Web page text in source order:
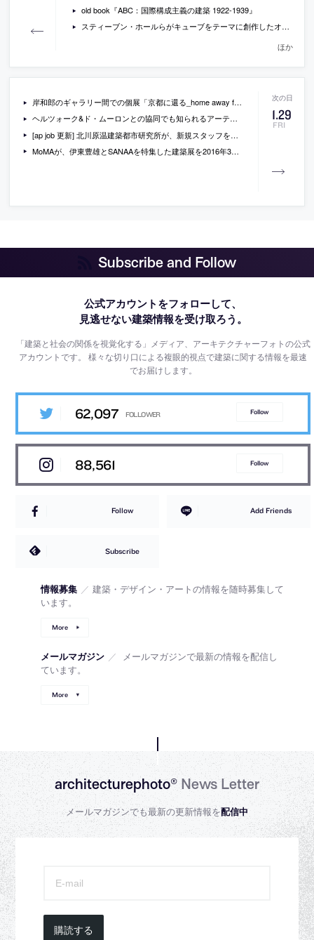
old book『ABC：国際構成主義の建築 1922-1939』
スティーブン・ホールらがキューブをテーマに創作したオブジェクトを出展しているニューヨークの展覧会の会場写真
ほか
1.29
FRI
岸和郎のギャラリー間での個展「京都に還る_home away from home」の会場写真
ヘルツォーク&ド・ムーロンとの協同でも知られるアーティスト トーマス・ルフの回顧展が東京で開催 [2016/8/30-11/13]
[ap job 更新] 北川原温建築都市研究所が、新規スタッフを募集中
MoMAが、伊東豊雄とSANAAを特集した建築展を2016年3月に開催
Subscribe and Follow
公式アカウントをフォローして、
見逃せない建築情報を受け取ろう。
「建築と社会の関係を視覚化する」メディア、アーキテクチャーフォトの公式
アカウントです。様々な切り口による複眼的視点で建築に関する情報を最速
でお届けします。
62,097 Follow
88,561 Follow
Follow Add Friends
Subscribe
情報募集 ／ 建築・デザイン・アートの情報を随時募集して
います。
More
メールマガジン ／
メールマガジンで最新の情報を配信し
ています。
More
architecturephoto®News Letter
メールマガジンでも最新の更新情報を配信中
購読する